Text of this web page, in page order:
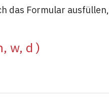
das Formular
w, d )